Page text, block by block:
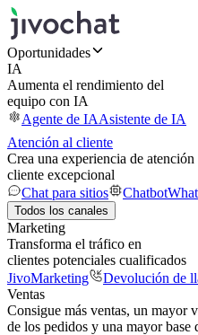
Oportunidades
IA
Aumenta el rendimiento del
equipo con IA
Agente de IAAsistente de IA
Atención al cliente
Crea una experiencia de atención
cliente excepcional
Chat para sitios
Chatbot
Todos los canales
Marketing
Transforma el tráfico en
clientes potenciales cualificados
JivoMarketing
Devolución de
Ventas
Consigue más ventas, un mayor
de los pedidos y una mayor base